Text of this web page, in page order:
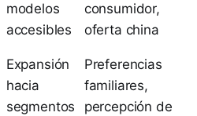
modelos
accesibles
consumidor,
oferta china
Expansión
hacia
segmentos
Preferencias
familiares,
percepción de